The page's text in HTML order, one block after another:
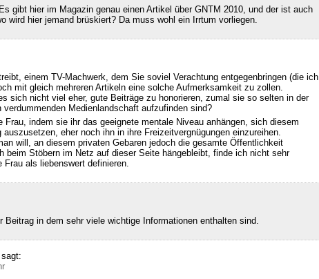
gibt hier im Magazin genau einen Artikel über GNTM 2010, und der ist auch
wird hier jemand brüskiert? Da muss wohl ein Irrtum vorliegen.
einem TV-Machwerk, dem Sie soviel Verachtung entgegenbringen (die ich
mit gleich mehreren Artikeln eine solche Aufmerksamkeit zu zollen.
sich nicht viel eher, gute Beiträge zu honorieren, zumal sie so selten in der
Medienlandschaft aufzufinden sind?
Frau, indem sie ihr das geeignete mentale Niveau anhängen, sich diesem
eher noch ihn in ihre Freizeitvergnügungen einzureihen.
will, an diesem privaten Gebaren jedoch die gesamte Öffentlichkeit
beim Stöbern im Netz auf dieser Seite hängebleibt, finde ich nicht sehr
Frau als liebenswert definieren.
Beitrag in dem sehr viele wichtige Informationen enthalten sind.
sagt: